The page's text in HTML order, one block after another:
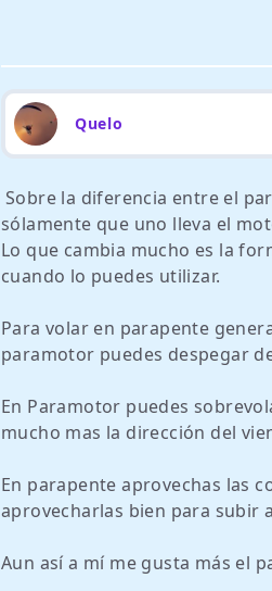
Quelo
Sobre la diferencia entre el
sólamente que uno lleva el
Lo que cambia mucho es la
cuando lo puedes utilizar.
Para volar en parapente
paramotor puedes despegar
En Paramotor puedes
mucho mas la dirección del
En parapente aprovechas las
aprovecharlas bien para subir
Aun así a mí me gusta más el